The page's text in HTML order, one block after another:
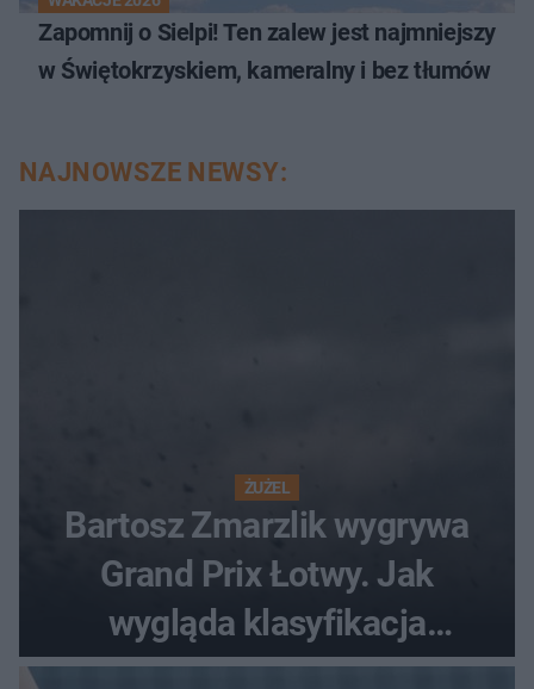
Zapomnij o Sielpi! Ten zalew jest najmniejszy
w Świętokrzyskiem, kameralny i bez tłumów
NAJNOWSZE NEWSY:
ŻUŻEL
Bartosz Zmarzlik wygrywa
Grand Prix Łotwy. Jak
wygląda klasyfikacja
generalna cyklu?